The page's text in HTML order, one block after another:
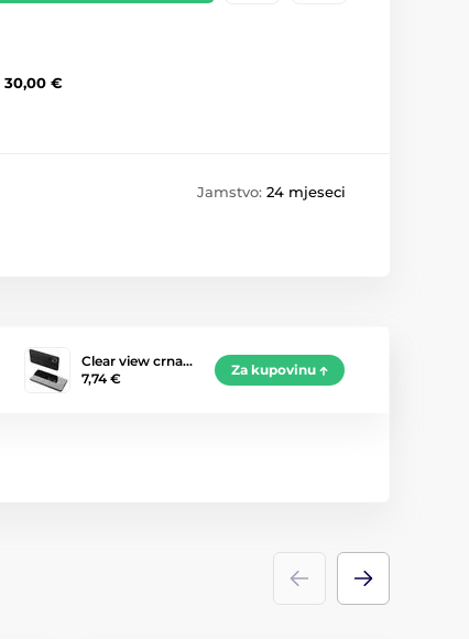
30,00 €
Jamstvo: 24 mjeseci
Clear view crna…
7,74 €
Za kupovinu